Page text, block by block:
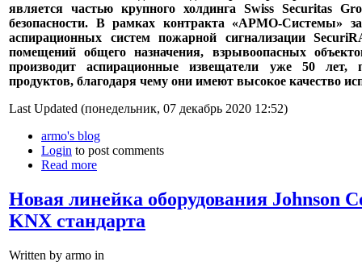
является частью крупного холдинга Swiss Securitas
безопасности. В рамках контракта «АРМО-Системы»
аспирационных систем пожарной сигнализации
помещений общего назначения, взрывоопасных
производит аспирационные извещатели уже 50 лет,
продуктов, благодаря чему они имеют высокое качество
Last Updated (понедельник, 07 декабрь 2020 12:52)
armo's blog
Login to post comments
Read more
Новая линейка оборудования Johnson
KNX стандарта
Written by armo in